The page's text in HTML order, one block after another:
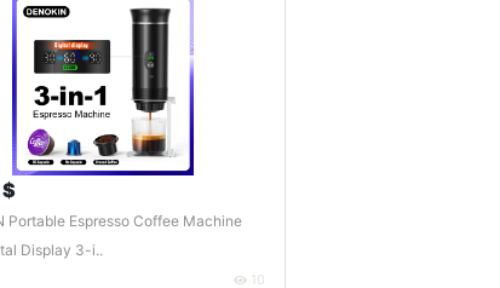
Portable Espresso Coffee Machine
Display 3-i..
10